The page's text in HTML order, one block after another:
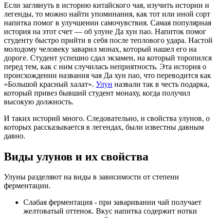
Если заглянуть в историю китайского чая, изучить истории и
легенды, то можно найти упоминания, как тот или иной сорт
напитка помог в улучшении самочувствия. Самая популярная
история на этот счет — об улуне Да хун пао. Напиток помог
студенту быстро прийти в себя после теплового удара. Настой
молодому человеку заварил монах, который нашел его на
дороге. Студент успешно сдал экзамен, на который торопился
перед тем, как с ним случилась неприятность. Эта история о
происхождении названия чая Да хун пао, что переводится как
«Большой красный халат». Улун назвали так в честь подарка,
который привез бывший студент монаху, когда получил
высокую должность.
И таких историй много. Следовательно, и свойства улунов, о
которых рассказывается в легендах, были известны давным
давно.
Виды улунов и их свойства
Улуны разделяют на виды в зависимости от степени
ферментации.
Слабая ферментация - при заваривании чай получает
желтоватый оттенок. Вкус напитка содержит нотки